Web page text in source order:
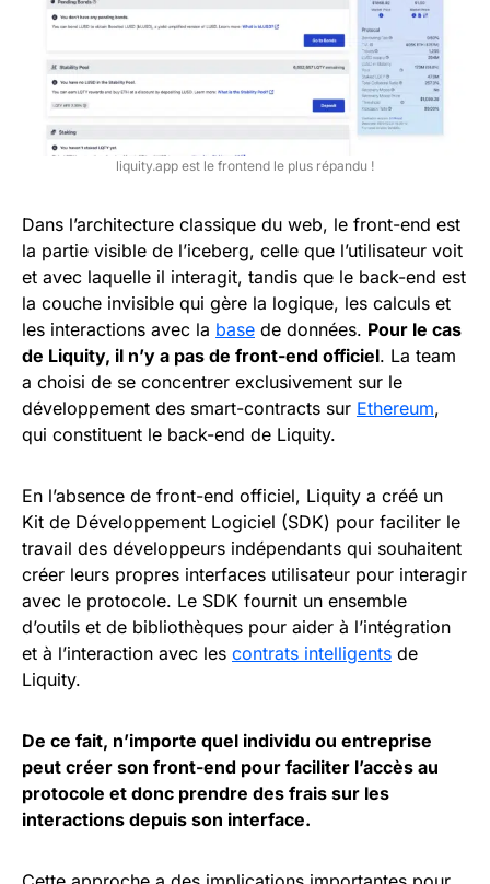
liquity.app est le frontend le plus répandu !
Dans l’architecture classique du web, le front-end est
la partie visible de l’iceberg, celle que l’utilisateur voit
et avec laquelle il interagit, tandis que le back-end est
la couche invisible qui gère la logique, les calculs et
les interactions avec la base de données. Pour le cas
de Liquity, il n’y a pas de front-end officiel. La team
a choisi de se concentrer exclusivement sur le
développement des smart-contracts sur Ethereum,
qui constituent le back-end de Liquity.
En l’absence de front-end officiel, Liquity a créé un
Kit de Développement Logiciel (SDK) pour faciliter le
travail des développeurs indépendants qui souhaitent
créer leurs propres interfaces utilisateur pour interagir
avec le protocole. Le SDK fournit un ensemble
d’outils et de bibliothèques pour aider à l’intégration
et à l’interaction avec les contrats intelligents de
Liquity.
De ce fait, n’importe quel individu ou entreprise
peut créer son front-end pour faciliter l’accès au
protocole et donc prendre des frais sur les
interactions depuis son interface.